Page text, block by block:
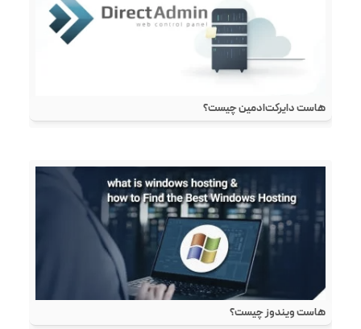
هاست دایرکت‌ادمین چیست؟
هاست ویندوز چیست؟